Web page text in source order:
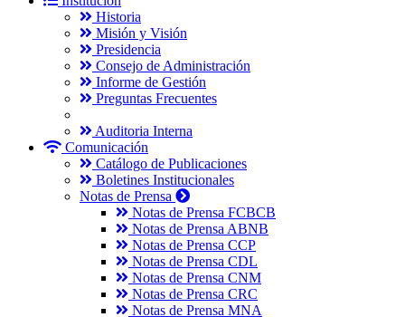
Historia
Misión y Visión
Presidencia
Consejo de Administración
Informe de Gestión
Preguntas Frecuentes
Auditoria Interna
Comunicación
Catálogo de Publicaciones
Boletines Institucionales
Notas de Prensa
Notas de Prensa FCBCB
Notas de Prensa ABNB
Notas de Prensa CCP
Notas de Prensa CDL
Notas de Prensa CNM
Notas de Prensa CRC
Notas de Prensa MNA